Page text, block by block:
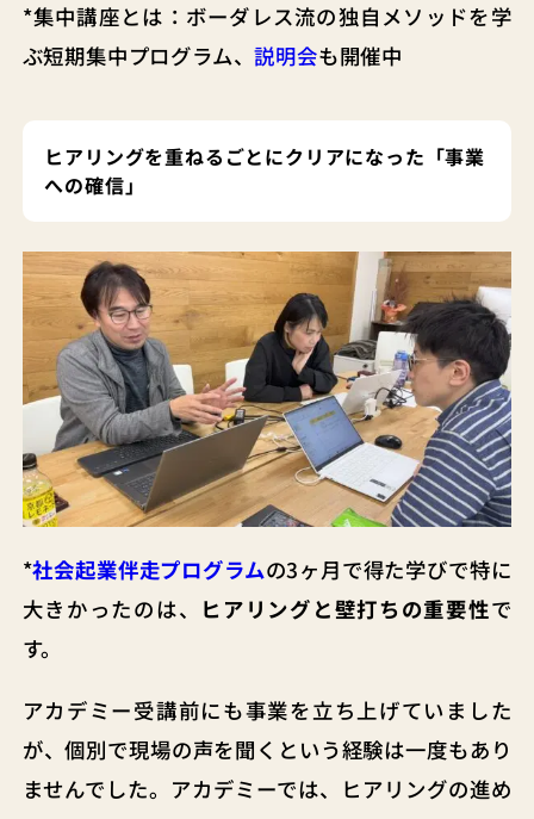
*集中講座とは：ボーダレス流の独自メソッドを学
ぶ短期集中プログラム、説明会も開催中
ヒアリングを重ねるごとにクリアになった「事業
への確信」
*社会起業伴走プログラムの3ヶ月で得た学びで特に
大きかったのは、
ヒアリングと壁打ちの重要性で
す。
アカデミー受講前にも事業を立ち上げていました
が、個別で現場の声を聞くという経験は一度もあり
ませんでした。アカデミーでは、ヒアリングの進め